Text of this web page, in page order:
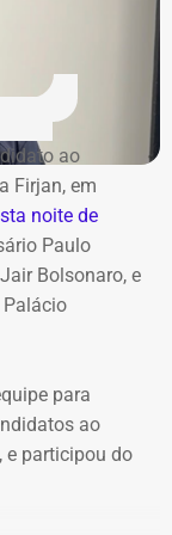
Anthony
e Willian
informou
REAL pelo
nos
foi sorteado
candidatos
com
tempo por
na cobertura
acompanhado
estado do Rio
pelo governo
tempo real
governo do
ao
Firjan, em
noite de
Paulo
Bolsonaro, e
para
ao
e participou do